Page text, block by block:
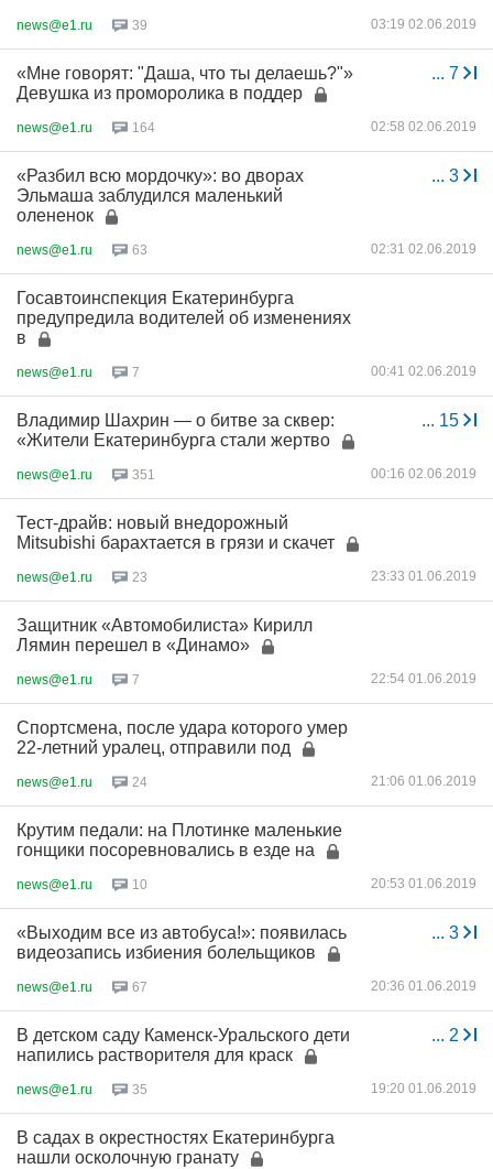
news@e1.ru 39 03:19 02.06.2019
... 7
«Мне говорят: "Даша, что ты делаешь?"»
Девушка из проморолика в поддер
news@e1.ru 164 02:58 02.06.2019
... 3
«Разбил всю мордочку»: во дворах
Эльмаша заблудился маленький
олененок
news@e1.ru 63 02:31 02.06.2019
Госавтоинспекция Екатеринбурга
предупредила водителей об изменениях
в
news@e1.ru 7 00:41 02.06.2019
... 15
Владимир Шахрин — о битве за сквер:
«Жители Екатеринбурга стали жертво
news@e1.ru 351 00:16 02.06.2019
Тест-драйв: новый внедорожный
Mitsubishi барахтается в грязи и скачет
news@e1.ru 23 23:33 01.06.2019
Защитник «Автомобилиста» Кирилл
Лямин перешел в «Динамо»
news@e1.ru 7 22:54 01.06.2019
Спортсмена, после удара которого умер
22-летний уралец, отправили под
news@e1.ru 24 21:06 01.06.2019
Крутим педали: на Плотинке маленькие
гонщики посоревновались в езде на
news@e1.ru 10 20:53 01.06.2019
... 3
«Выходим все из автобуса!»: появилась
видеозапись избиения болельщиков
news@e1.ru 67 20:36 01.06.2019
... 2
В детском саду Каменск-Уральского дети
напились растворителя для краск
news@e1.ru 35 19:20 01.06.2019
В садах в окрестностях Екатеринбурга
нашли осколочную гранату